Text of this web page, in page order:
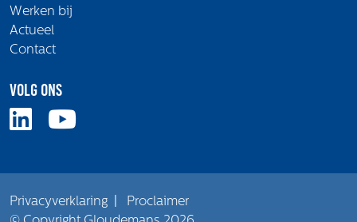
Werken bij
Actueel
Contact
Volg ons
Privacyverklaring
Proclaimer